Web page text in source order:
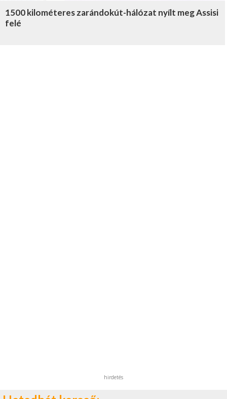
1500 kilométeres zarándokút-hálózat nyílt meg Assisi
felé
hirdetés